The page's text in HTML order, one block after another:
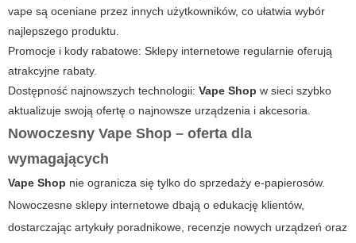
vape są oceniane przez innych użytkowników, co ułatwia wybór
najlepszego produktu.
Promocje i kody rabatowe: Sklepy internetowe regularnie oferują
atrakcyjne rabaty.
Dostępność najnowszych technologii: Vape Shop w sieci szybko
aktualizuje swoją ofertę o najnowsze urządzenia i akcesoria.
Nowoczesny Vape Shop – oferta dla
wymagających
Vape Shop nie ogranicza się tylko do sprzedaży e-papierosów.
Nowoczesne sklepy internetowe dbają o edukację klientów,
dostarczając artykuły poradnikowe, recenzje nowych urządzeń oraz